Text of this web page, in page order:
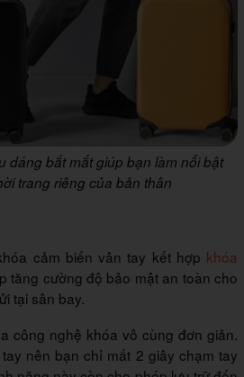
dáng bắt mắt giúp bạn làm nổi bật
trang riêng của bản thân
cảm biến vân tay kết hợp khóa
tăng cường độ bảo mật an toàn cho
tại sân bay.
công nghệ khóa vô cùng đơn giản.
nên bạn chỉ mất 2 giây chạm tay